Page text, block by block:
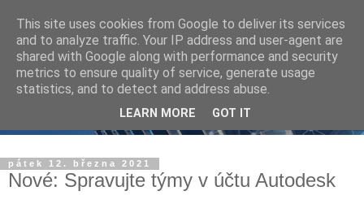
pátek 12. března 2021
Nové: Spravujte týmy v účtu Autodesk
This site uses cookies from Google to deliver its services
and to analyze traffic. Your IP address and user-agent are
shared with Google along with performance and security
metrics to ensure quality of service, generate usage
statistics, and to detect and address abuse.
LEARN MORE GOT IT